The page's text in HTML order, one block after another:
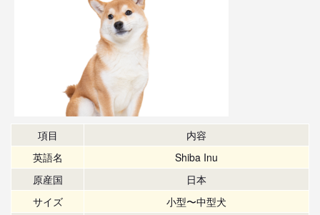
項目
内容
英語名
Shiba Inu
原産国
日本
サイズ
小型〜中型犬